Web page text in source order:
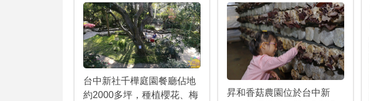
台中新社千樺庭園餐廳佔地
約2000多坪，種植櫻花、梅
昇和香菇農園位於台中新